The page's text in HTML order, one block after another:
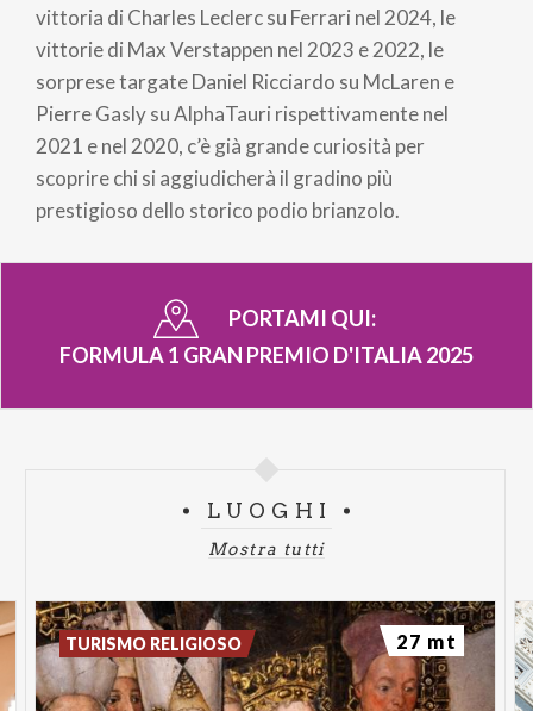
vittoria di Charles Leclerc su Ferrari nel 2024, le
vittorie di Max Verstappen nel 2023 e 2022, le
sorprese targate Daniel Ricciardo su McLaren e
Pierre Gasly su AlphaTauri rispettivamente nel
2021 e nel 2020, c’è già grande curiosità per
scoprire chi si aggiudicherà il gradino più
prestigioso dello storico podio brianzolo.
PORTAMI QUI:
FORMULA 1 GRAN PREMIO D'ITALIA 2025
LUOGHI
Mostra tutti
TURISMO RELIGIOSO 27 mt